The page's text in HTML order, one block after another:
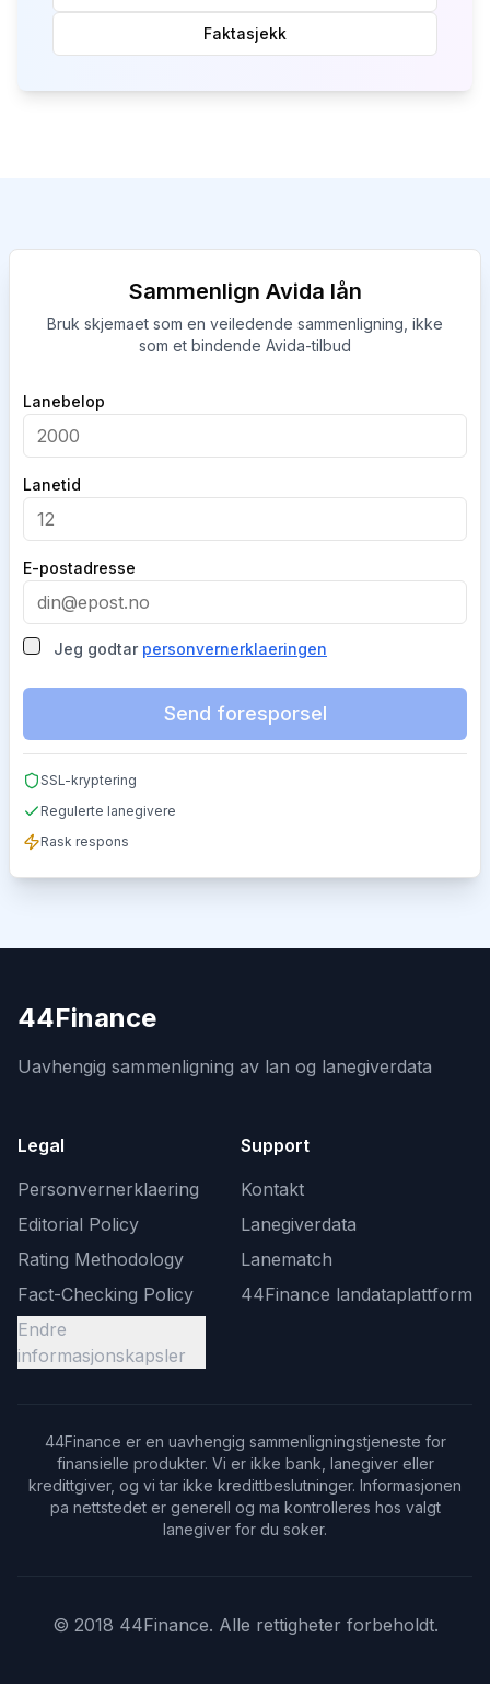
Faktasjekk
Sammenlign Avida lån
Bruk skjemaet som en veiledende sammenligning, ikke
som et bindende Avida-tilbud
Company
Lanebelop
Lanetid
E-postadresse
Jeg godtar personvernerklaeringen
Send foresporsel
SSL-kryptering
Regulerte lanegivere
Rask respons
44Finance
Uavhengig sammenligning av lan og lanegiverdata
Legal
Personvernerklaering
Editorial Policy
Rating Methodology
Fact-Checking Policy
Endre
informasjonskapsler
Support
Kontakt
Lanegiverdata
Lanematch
44Finance landataplattform
44Finance er en uavhengig sammenligningstjeneste for
finansielle produkter. Vi er ikke bank, lanegiver eller
kredittgiver, og vi tar ikke kredittbeslutninger. Informasjonen
pa nettstedet er generell og ma kontrolleres hos valgt
lanegiver for du soker.
© 2018 44Finance. Alle rettigheter forbeholdt.